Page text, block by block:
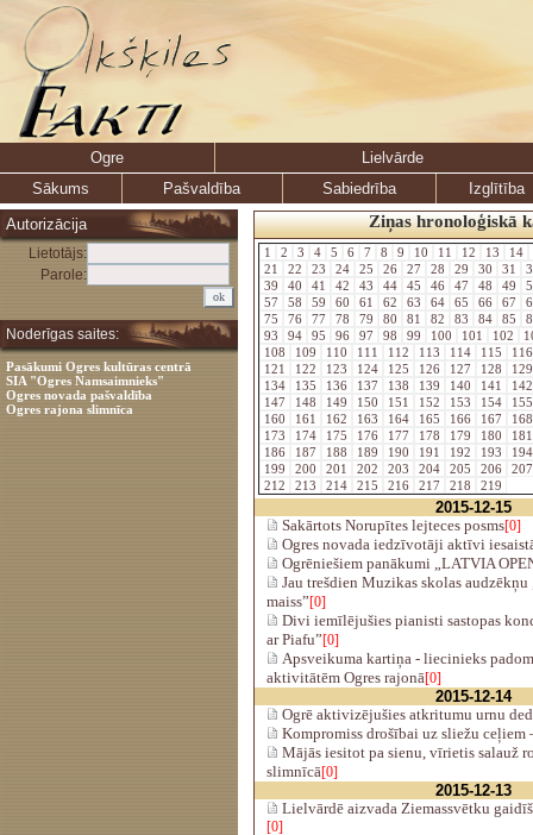
Ogre
Lielvārde
Sākums
Pašvaldība Sabiedrība
Izglītība
Autorizācija
Lietotājs:
Parole:
Noderīgas saites:
Pasākumi Ogres kultūras centrā
SIA "Ogres Namsaimnieks"
Ogres novada pašvaldība
Ogres rajona slimnīca
Ziņas hronoloģiskā
1 2 3 4 5 6 7 8 9 10 11 12 13 14
21
22 23 24 25 26 27 28 29 30 31
39
40 41 42 43 44 45 46 47 48 49
57
58 59 60 61 62 63 64 65 66 67
75
76 77 78 79 80 81 82 83 84 85
93
94 95 96 97 98 99 100 101 102
108
109 110 111 112 113 114 115
121
122 123 124 125 126 127 128
134
135 136 137 138 139 140 141
147
148 149 150 151 152 153 154
160
161 162 163 164 165 166 167
173
174 175 176 177 178 179 180
186
187 188 189 190 191 192 193
199
200 201 202 203 204 205 206
212
213 214 215 216 217 218 219
2015-12-15
Sakārtots Norupītes lejteces posms[0]
Ogres novada iedzīvotāji aktīvi
Ogrēniešiem panākumi „LATVIA
Jau trešdien Muzikas skolas
maiss”[0]
Divi iemīlējušies pianisti sastopas
ar Piafu”[0]
Apsveikuma kartiņa - liecinieks
aktivitātēm Ogres rajonā[0]
2015-12-14
Ogrē aktivizējušies atkritumu urnu
Kompromiss drošībai uz sliežu ceļiem
Mājās iesitot pa sienu, vīrietis salauž
slimnīcā[0]
2015-12-13
Lielvārdē aizvada Ziemassvētku
[0]